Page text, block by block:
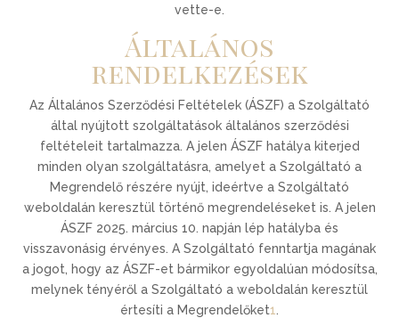
vette-e.
Általános
rendelkezések
Az Általános Szerződési Feltételek (ÁSZF) a Szolgáltató
által nyújtott szolgáltatások általános szerződési
feltételeit tartalmazza. A jelen ÁSZF hatálya kiterjed
minden olyan szolgáltatásra, amelyet a Szolgáltató a
Megrendelő részére nyújt, ideértve a Szolgáltató
weboldalán keresztül történő megrendeléseket is. A jelen
ÁSZF 2025. március 10. napján lép hatályba és
visszavonásig érvényes. A Szolgáltató fenntartja magának
a jogot, hogy az ÁSZF-et bármikor egyoldalúan módosítsa,
melynek tényéről a Szolgáltató a weboldalán keresztül
értesíti a Megrendelőket1